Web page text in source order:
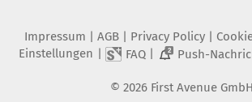
Impressum | AGB | Privacy Policy|
Einstellungen | FAQ| 2 Push-
© 2026 First Avenue GmbH